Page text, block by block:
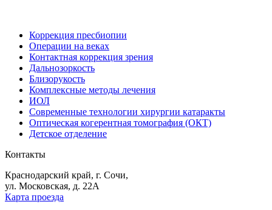
Коррекция пресбиопии
Операции на веках
Контактная коррекция зрения
Дальнозоркость
Близорукость
Комплексные методы лечения
ИОЛ
Современные технологии хирургии катаракты
Оптическая когерентная томография (ОКТ)
Детское отделение
Контакты
Краснодарский край, г. Сочи,
ул. Московская, д. 22А
Карта проезда